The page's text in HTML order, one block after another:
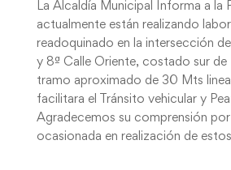
La Alcaldía Municipal Informa a la
actualmente están realizando
readoquinado en la intersección
y 8ª Calle Oriente, costado sur de
tramo aproximado de 30 Mts
facilitara el Tránsito vehicular y
Agradecemos su comprensión
ocasionada en realización de